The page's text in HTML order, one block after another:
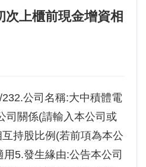
次上櫃前現金增資相
公司名稱:大中積體電
司關係(請輸入本公司或
持股比例(若前項為本公
5.發生緣由:公告本公司